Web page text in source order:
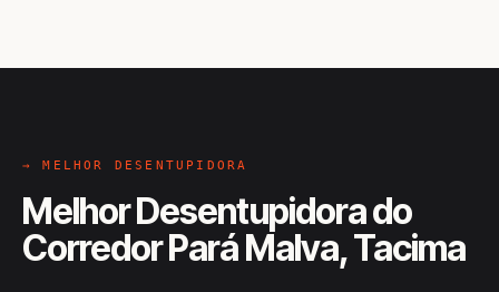
→ MELHOR DESENTUPIDORA
Melhor Desentupidora do
Corredor Pará Malva, Tacima